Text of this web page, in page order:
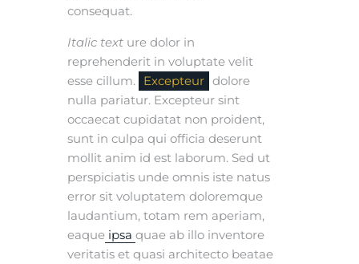
consequat.
Italic text ure dolor in
reprehenderit in voluptate velit
esse cillum.
Excepteur dolore
nulla pariatur. Excepteur sint
occaecat cupidatat non proident,
sunt in culpa qui officia deserunt
mollit anim id est laborum. Sed ut
perspiciatis unde omnis iste natus
error sit voluptatem doloremque
laudantium, totam rem aperiam,
eaque ipsa quae ab illo inventore
veritatis et quasi architecto beatae